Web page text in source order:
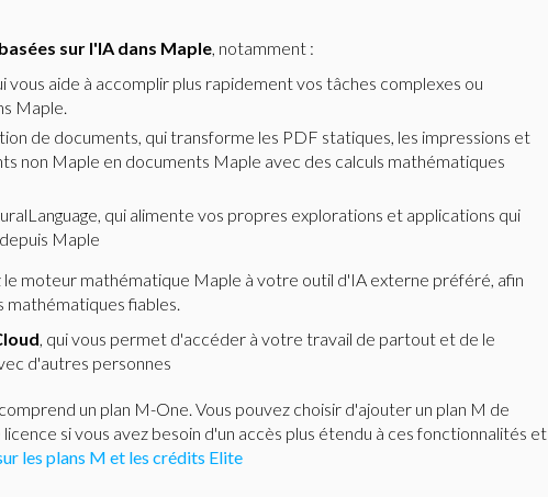
sur l'IA dans Maple, notamment :
vous aide à accomplir plus rapidement vos tâches complexes ou
Maple.
de documents, qui transforme les PDF statiques, les impressions et
non Maple en documents Maple avec des calculs mathématiques
qui alimente vos propres explorations et applications qui
Maple
le moteur mathématique Maple à votre outil d'IA externe préféré, afin
fiables.
, qui vous permet d'accéder à votre travail de partout et de le
d'autres personnes
un plan M-One. Vous pouvez choisir d'ajouter un plan M de
si vous avez besoin d'un accès plus étendu à ces fonctionnalités et
les plans M et les crédits Elite